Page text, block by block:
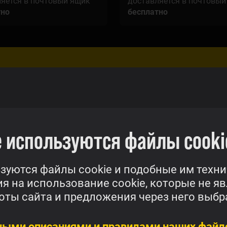
файлы
файлы cookie и подобные им
на использование cookie, которые не
сайта и предложения через него
бесплатно
по самой
Super стоит 0,01 €.
С